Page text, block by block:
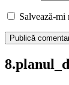
Salvează-mi